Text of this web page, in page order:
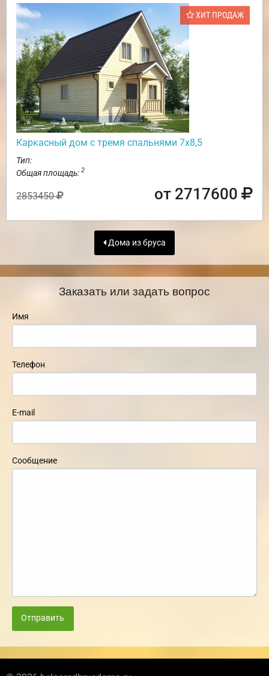
ХИТ ПРОДАЖ
Каркасный дом с тремя спальнями 7х8,5
Тип:
Общая площадь: 2
2853450 от 2717600
Дома из бруса
Заказать или задать вопрос
Имя
Телефон
E-mail
Сообщение
Отправить